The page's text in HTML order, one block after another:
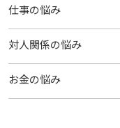
仕事の悩み
対人関係の悩み
お金の悩み